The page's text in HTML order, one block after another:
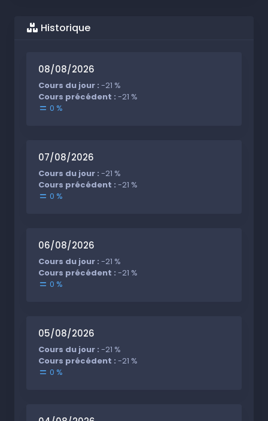
Historique
08/08/2026
Cours du jour : -21 %
Cours précédent : -21 %
0 %
07/08/2026
Cours du jour : -21 %
Cours précédent : -21 %
0 %
06/08/2026
Cours du jour : -21 %
Cours précédent : -21 %
0 %
05/08/2026
Cours du jour : -21 %
Cours précédent : -21 %
0 %